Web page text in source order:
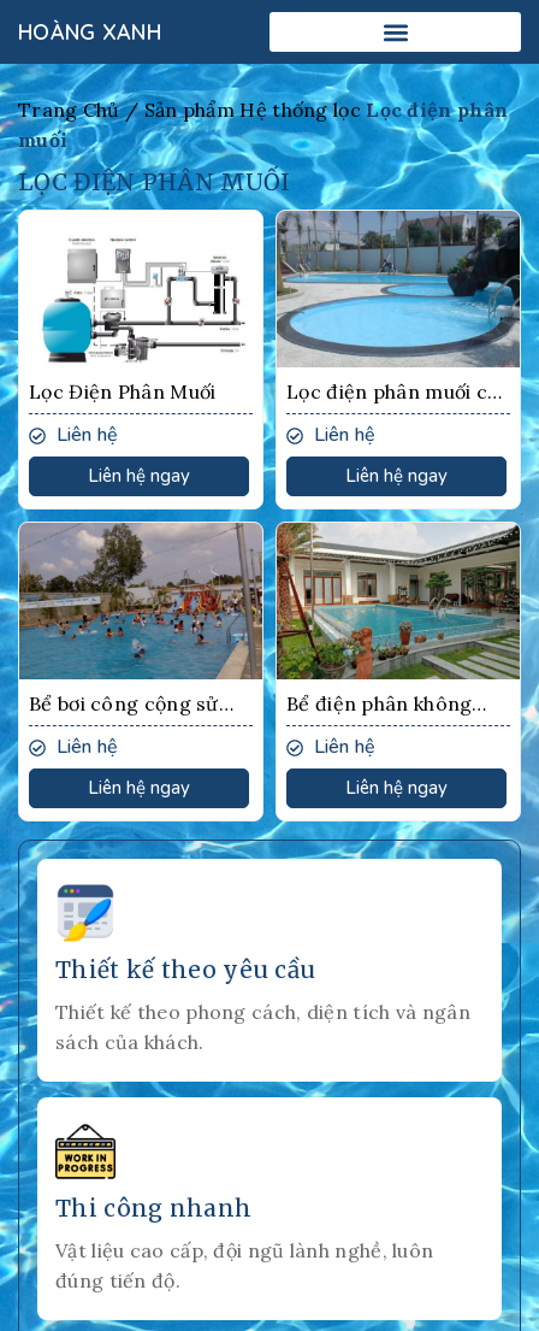
HOÀNG XANH
Trang Chủ / Sản phẩm Hệ thống lọc Lọc điện phân
muối
LỌC ĐIỆN PHÂN MUỐI
Lọc Điện Phân Muối
Liên hệ
Liên hệ ngay
Lọc điện phân muối có
đường ống, không sử
dụng hóa chất
Liên hệ
Liên hệ ngay
Bể bơi công cộng sử
dụng công nghệ điện
phân
Liên hệ
Liên hệ ngay
Bể điện phân không
dùng hóa chất
Liên hệ
Liên hệ ngay
Thiết kế theo yêu cầu
Thiết kế theo phong cách, diện tích và ngân
sách của khách.
Thi công nhanh
Vật liệu cao cấp, đội ngũ lành nghề, luôn
đúng tiến độ.